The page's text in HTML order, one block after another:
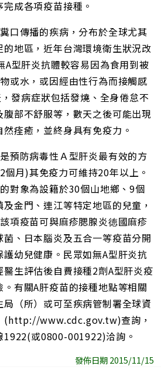
成各項疫苗接種。
口傳播的疾病，分布於全球尤其
地區，近年台灣環境衛生狀況改
A型肝炎抗體較容易因為食用到被
或水，或因經由性行為而接觸感
發病症狀包括發燒、全身倦怠不
部不舒服等，數天之後可能出現
痊癒，並終身具有免疫力。
預防病毒性Ａ型肝炎最有效的方
月)其免疫力可維持20年以上。
對象為設籍於30個山地鄉、9個
金門、連江等特定地區的兒童，
項疫苗可與麻疹腮腺炎徳國麻疹
、日本腦炎及五合一等疫苗分開
幼兒健康。民眾如無A型肝炎抗
生評估後自費接種2劑A型肝炎疫
有關A肝疫苗的接種地點等相關
（所）或可至疾病管制署全球資
(http://www.cdc.gov.tw)查詢，
1922(或0800-001922)洽詢。
發佈日期 2015/11/15